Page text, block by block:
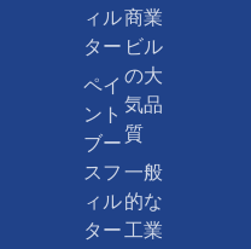
ィル
ター
ペイ
ント
ブー
スフ
ィル
ター
商業
ビル
の大
気品
質
一般
的な
工業